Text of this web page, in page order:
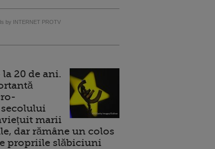
by INTERNET PROTV
20 de ani.
marii
dar rămâne un colos
propriile slăbiciuni